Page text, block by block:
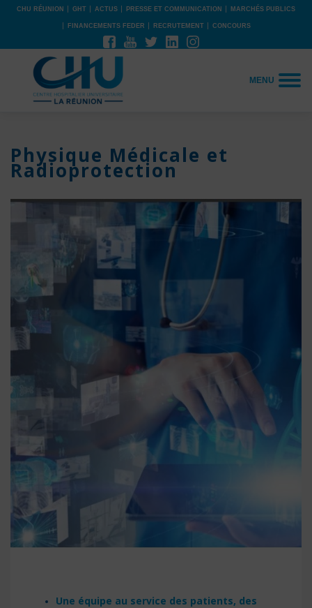
CHU RÉUNION GHT ACTUS PRESSE ET COMMUNICATION MARCHÉS PUBLICS
FINANCEMENTS FEDER RECRUTEMENT CONCOURS
MENU
Physique Médicale et
Radioprotection
Une équipe au service des patients, des